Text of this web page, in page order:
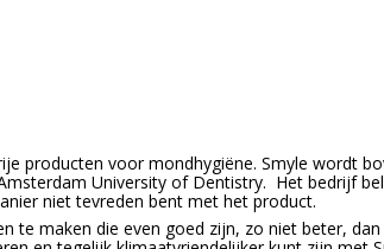
producten voor mondhygiëne. Smyle wordt
University of Dentistry. Het bedrijf
niet tevreden bent met het product.
te maken die even goed zijn, zo niet beter,